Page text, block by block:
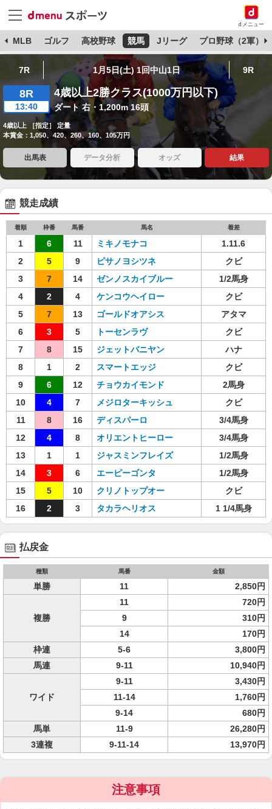
dメニュー
MLB ゴルフ 高校野球 競馬 Jリーグ プロ野球（2軍）
7R 1月5日(土) 1回中山1日 9R
8R
13:40
4歳以上2勝クラス(1000万円以下)
ダート 右・1,200m 16頭
4歳以上 ［指定］ 定量
本賞金：1,050、420、260、160、105万円
出馬表 データ分析 オッズ 結果
競走成績
着順 枠番 馬番 馬名 着差
1 6 11 ミキノモナコ
1.11.6
2
5 9 ピサノヨシツネ
クビ
3
7 14 ゼンノスカイブルー
1/2馬身
4
2 4 ケンコウヘイロー
クビ
5
7 13 ゴールドオアシス
アタマ
6
3 5 トーセンラヴ
クビ
7
8 15 ジェットバニヤン
ハナ
8
1 2 スマートエッジ
クビ
9
6 12 チョウカイモンド
2馬身
10
4 7 メジロターキッシュ
クビ
11
8 16 ディスパーロ
3/4馬身
12
4 8 オリエントヒーロー
3/4馬身
13
1 1 ジャスミンフレイズ
1/2馬身
14
3 6 エーピーゴンタ
1/2馬身
15
5 10 クリノトップオー
クビ
16
2 3 タカラヘリオス 1 1/4馬身
払戻金
種類 馬番 金額
単勝 11 2,850円
複勝
11
720円
9
310円
14
170円
枠連
5-6
3,800円
馬連
9-11 10,940円
ワイド
9-11
3,430円
11-14
1,760円
9-14
680円
馬単
11-9
26,280円
3連複
9-11-14 13,970円
注意事項